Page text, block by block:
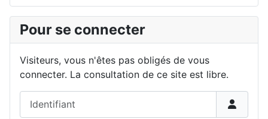
Pour se connecter
Visiteurs, vous n'êtes pas obligés de vous
connecter. La consultation de ce site est libre.